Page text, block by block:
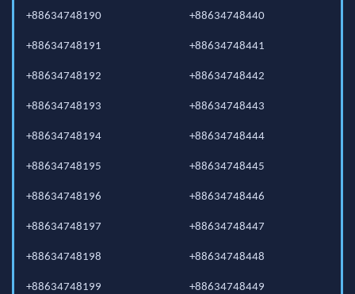
+88634748190
+88634748191
+88634748192
+88634748193
+88634748194
+88634748195
+88634748196
+88634748197
+88634748198
+88634748199
+88634748440
+88634748441
+88634748442
+88634748443
+88634748444
+88634748445
+88634748446
+88634748447
+88634748448
+88634748449